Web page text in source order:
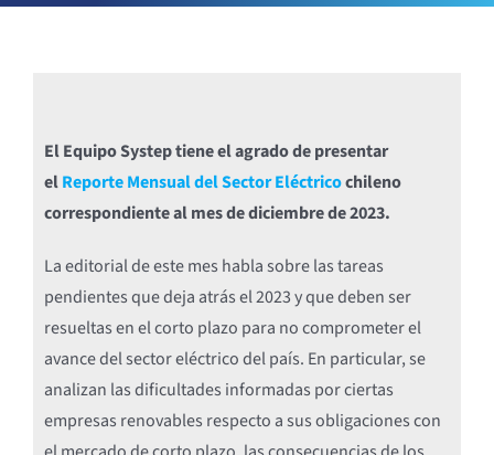
El Equipo Systep tiene el agrado de presentar
elReporte Mensual del Sector Eléctricochileno
correspondiente al mes de diciembre de 2023.
La editorial de este mes habla sobre las tareas
pendientes que deja atrás el 2023 y que deben ser
resueltas en el corto plazo para no comprometer el
avance del sector eléctrico del país. En particular, se
analizan las dificultades informadas por ciertas
empresas renovables respecto a sus obligaciones con